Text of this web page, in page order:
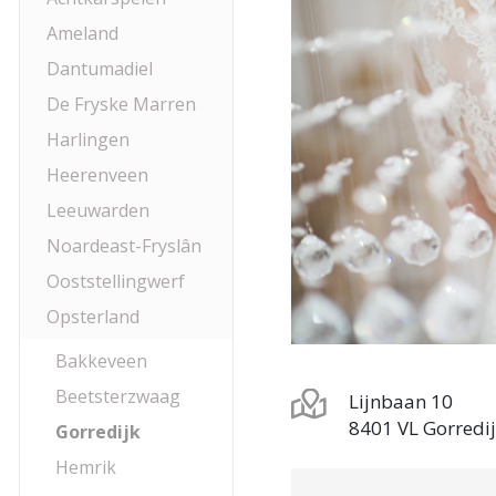
Ameland
Dantumadiel
De Fryske Marren
Harlingen
Heerenveen
Leeuwarden
Noardeast-Fryslân
Ooststellingwerf
Opsterland
Bakkeveen
Beetsterzwaag
Gorredijk
Hemrik
Lijnbaan 10
8401 VL